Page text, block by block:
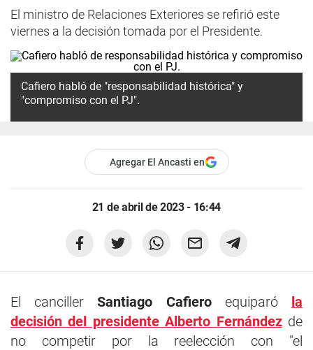
El ministro de Relaciones Exteriores se refirió este
viernes a la decisión tomada por el Presidente.
Cafiero habló de "responsabilidad histórica" y
"compromiso con el PJ".
Agregar El Ancasti en
21 de abril de 2023 - 16:44
El cancillerSantiago Cafiero equiparó
la
decisión del presidente Alberto Fernándezde
no competir por la reelección con "el